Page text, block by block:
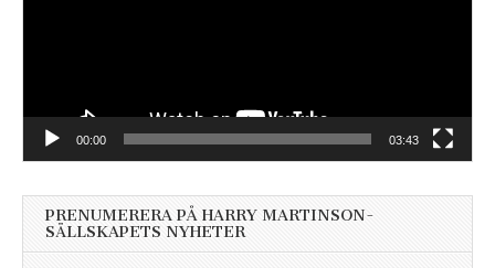
00:00 03:43
PRENUMERERA PÅ HARRY MARTINSON-
SÄLLSKAPETS NYHETER